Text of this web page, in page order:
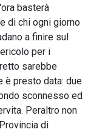
basterà
di chi ogni giorno
a finire sul
per i
sarebbe
è presto data: due
sconnesso ed
Peraltro non
di